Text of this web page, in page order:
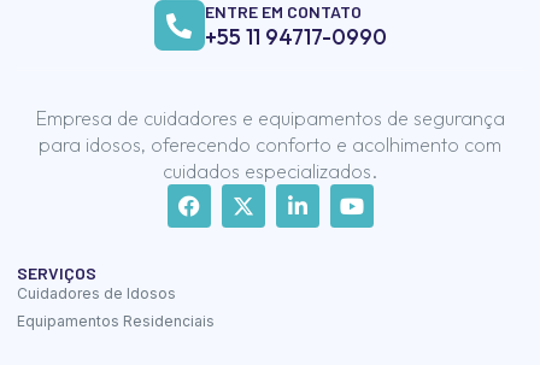
ENTRE EM CONTATO
+55 11 94717-0990
Empresa de cuidadores e equipamentos de segurança
para idosos, oferecendo conforto e acolhimento com
cuidados especializados.
SERVIÇOS
Cuidadores de Idosos
Equipamentos Residenciais